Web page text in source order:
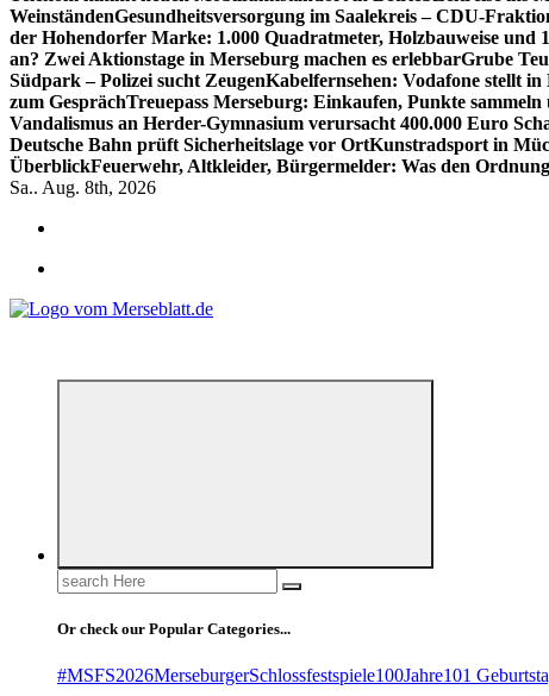
WeinständenGesundheitsversorgung im Saalekreis – CDU-
der Hohendorfer Marke: 1.000 Quadratmeter, Holzbauweise und
an? Zwei Aktionstage in Merseburg machen es erlebbarGrube
Südpark – Polizei sucht ZeugenKabelfernsehen: Vodafone stellt
zum GesprächTreuepass Merseburg: Einkaufen, Punkte sammeln
Vandalismus an Herder-Gymnasium verursacht 400.000 Euro
Deutsche Bahn prüft Sicherheitslage vor OrtKunstradsport in
ÜberblickFeuerwehr, Altkleider, Bürgermelder: Was den
Sa.. Aug. 8th, 2026
Search
for:
Or check our Popular Categories...
#MSFS2026MerseburgerSchlossfestspiele100Jahre101